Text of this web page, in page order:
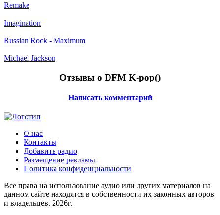
Remake
Imagination
Russian Rock - Maximum
Michael Jackson
Отзывы о DFM K-pop()
Написать комментарий
О нас
Контакты
Добавить радио
Размещение рекламы
Политика конфиденциальности
Все права на использование аудио или других материалов на
данном сайте находятся в собственности их законных авторов
и владельцев. 2026г.